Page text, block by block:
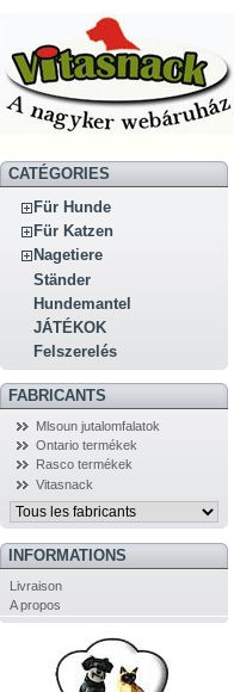
CATÉGORIES
Für Hunde
Für Katzen
Nagetiere
Ständer
Hundemantel
JÁTÉKOK
Felszerelés
FABRICANTS
Mlsoun jutalomfalatok
Ontario termékek
Rasco termékek
Vitasnack
INFORMATIONS
Livraison
A propos